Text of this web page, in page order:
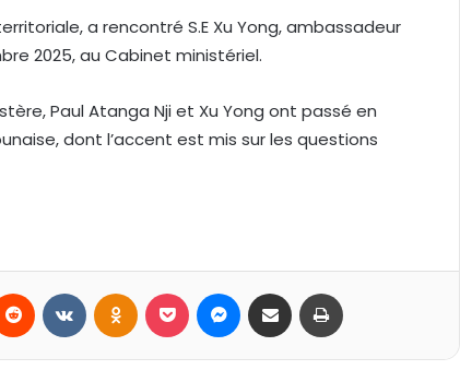
a rencontré S.E Xu Yong, ambassadeur
2025, au Cabinet ministériel.
Paul Atanga Nji et Xu Yong ont passé en
dont l’accent est mis sur les questions